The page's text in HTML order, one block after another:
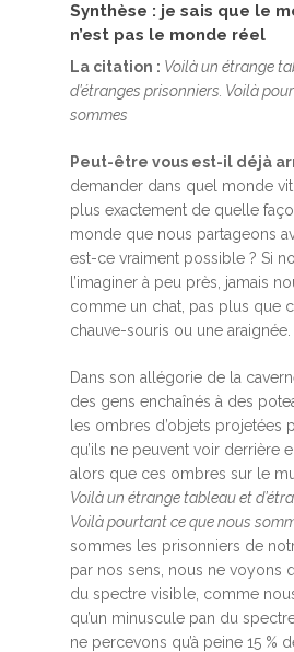
Synthèse : je sais que le
n’est pas le monde réel
La citation : Voilà un étrange
d’étranges prisonniers. Voilà
sommes
Peut-être vous est-il déjà
demander dans quel monde
plus exactement de quelle
monde que nous partageons
est-ce vraiment possible ? Si
l’imaginer à peu près, jamais
comme un chat, pas plus que
chauve-souris ou une araignée.
Dans son allégorie de la
des gens enchaînés à des
les ombres d’objets projetées
qu’ils ne peuvent voir derrière
alors que ces ombres sur le
Voilà un étrange tableau et
Voilà pourtant ce que nous
sommes les prisonniers de
par nos sens, nous ne voyons
du spectre visible, comme
qu’un minuscule pan du
ne percevons qu’à peine 15 %